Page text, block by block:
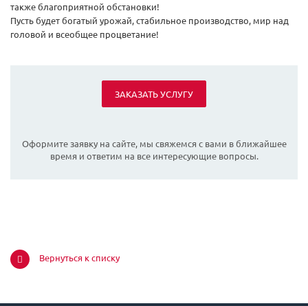
также благоприятной обстановки!
Пусть будет богатый урожай, стабильное производство, мир над
головой и всеобщее процветание!
ЗАКАЗАТЬ УСЛУГУ
Оформите заявку на сайте, мы свяжемся с вами в ближайшее
время и ответим на все интересующие вопросы.
Вернуться к списку